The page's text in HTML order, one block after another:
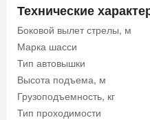
Технические
Боковой вылет стрелы, м
Марка шасси
Тип автовышки
Высота подъема, м
Грузоподъемность, кг
Тип проходимости